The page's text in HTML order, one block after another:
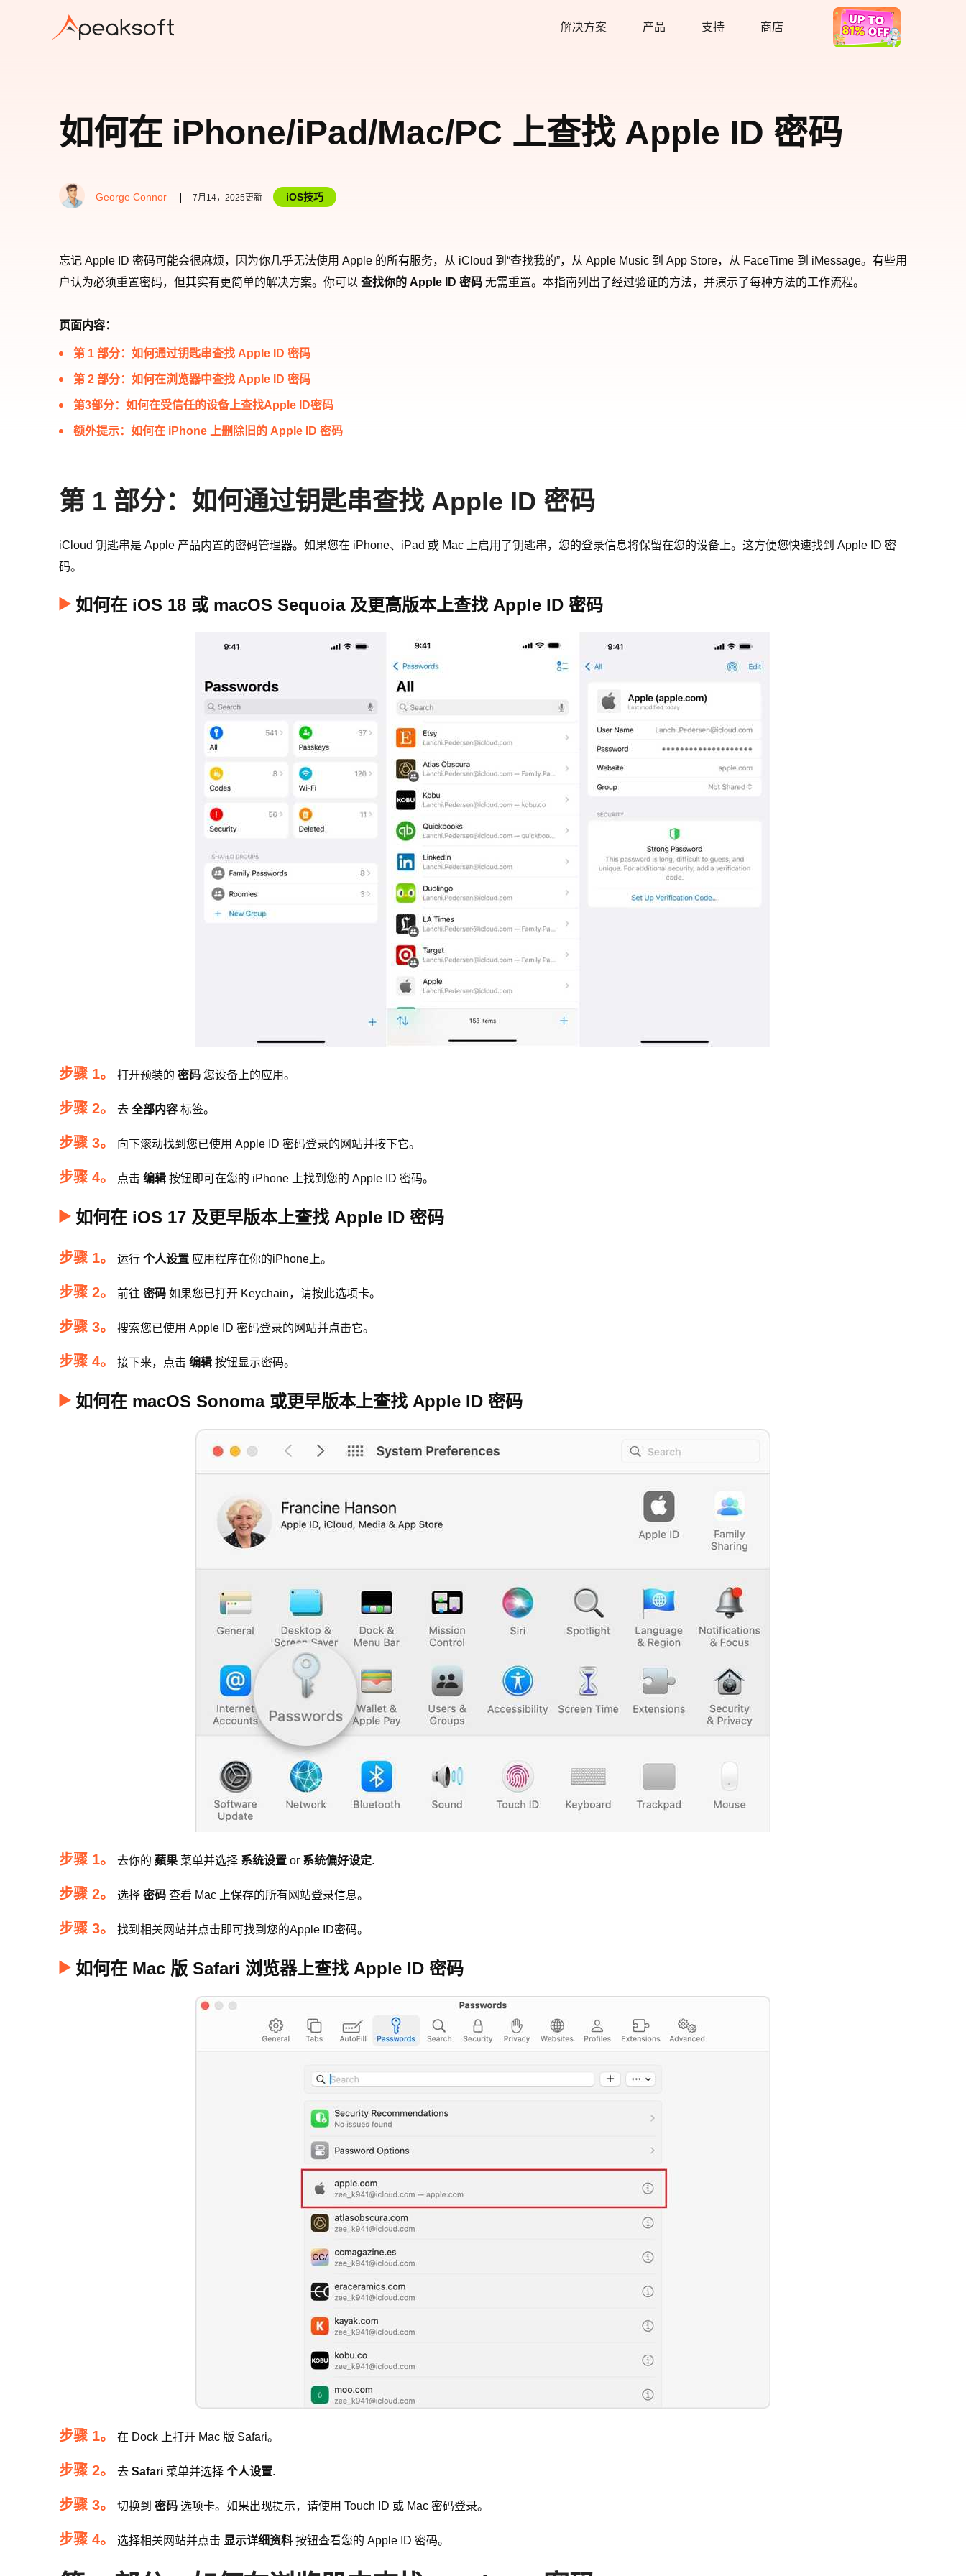
解决方案 产品 支持 商店
热卖
如何在 iPhone/iPad/Mac/PC 上查找 Apple ID 密码
George Connor 7月14，2025更新 iOS技巧
忘记 Apple ID 密码可能会很麻烦，因为你几乎无法使用 Apple 的所有服务，从 iCloud 到“查找我的”，从 Apple Music 到 App Store，从 FaceTime 到 iMessage。有些用
户认为必须重置密码，但其实有更简单的解决方案。你可以 查找你的 Apple ID 密码 无需重置。本指南列出了经过验证的方法，并演示了每种方法的工作流程。
页面内容：
第 1 部分：如何通过钥匙串查找 Apple ID 密码
第 2 部分：如何在浏览器中查找 Apple ID 密码
第3部分：如何在受信任的设备上查找Apple ID密码
额外提示：如何在 iPhone 上删除旧的 Apple ID 密码
第 1 部分：如何通过钥匙串查找 Apple ID 密码
iCloud 钥匙串是 Apple 产品内置的密码管理器。如果您在 iPhone、iPad 或 Mac 上启用了钥匙串，您的登录信息将保留在您的设备上。这方便您快速找到 Apple ID 密
码。
如何在 iOS 18 或 macOS Sequoia 及更高版本上查找 Apple ID 密码
步骤 1。 打开预装的 密码 您设备上的应用。
步骤 2。 去 全部内容 标签。
步骤 3。 向下滚动找到您已使用 Apple ID 密码登录的网站并按下它。
步骤 4。 点击 编辑 按钮即可在您的 iPhone 上找到您的 Apple ID 密码。
如何在 iOS 17 及更早版本上查找 Apple ID 密码
步骤 1。 运行 个人设置 应用程序在你的iPhone上。
步骤 2。 前往 密码 如果您已打开 Keychain，请按此选项卡。
步骤 3。 搜索您已使用 Apple ID 密码登录的网站并点击它。
步骤 4。 接下来，点击 编辑 按钮显示密码。
如何在 macOS Sonoma 或更早版本上查找 Apple ID 密码
步骤 1。 去你的 蘋果 菜单并选择 系统设置 or 系统偏好设定.
步骤 2。 选择 密码 查看 Mac 上保存的所有网站登录信息。
步骤 3。 找到相关网站并点击即可找到您的Apple ID密码。
如何在 Mac 版 Safari 浏览器上查找 Apple ID 密码
步骤 1。 在 Dock 上打开 Mac 版 Safari。
步骤 2。 去 Safari 菜单并选择 个人设置.
步骤 3。 切换到 密码 选项卡。如果出现提示，请使用 Touch ID 或 Mac 密码登录。
步骤 4。 选择相关网站并点击 显示详细资料 按钮查看您的 Apple ID 密码。